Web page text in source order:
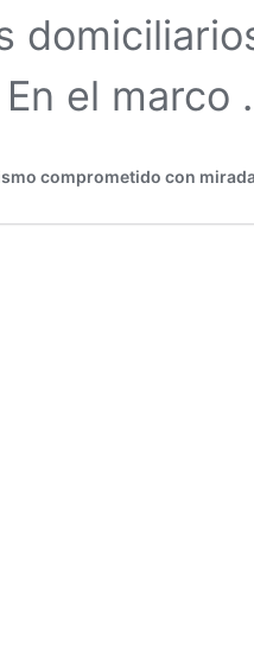
En el
comprometido con